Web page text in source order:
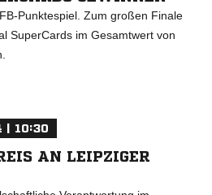
Punktespiel. Zum großen Finale
SuperCards im Gesamtwert von
| 10:30
AN LEIPZIGER